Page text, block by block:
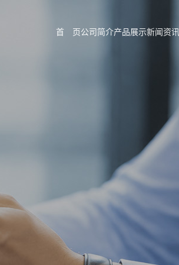
首 页公司简介产品展示新闻资讯